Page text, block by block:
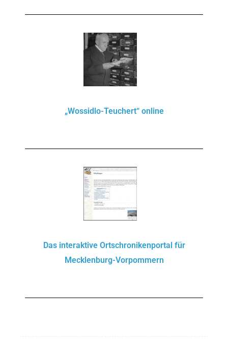
„Wossidlo-Teuchert“ online
Das interaktive Ortschronikenportal für
Mecklenburg-Vorpommern